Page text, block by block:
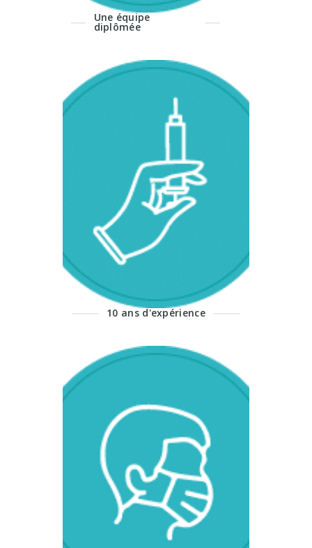
Une équipe
diplômée
Des méthodes qui
ont fait leur preuve
Nos médecins exercent
en chirurgie, médecine
esthétique,
dermatologique et laser
depuis plus de 10 ans.
Cette expérience
acquise depuis des
années permet une
connaissance parfaite
du matériel et des
méthodes.
10 ans d'expérience
d'hygiène
respectées
Exerçant dans une
Clinique médicale, nos
spécialistes pratiquent
leur métier et toutes
les opérations, même
les plus bénignes, dans
le respect le plus
stricte des règles